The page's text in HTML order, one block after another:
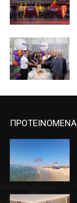
ΠΡΟΤΕΙΝΟΜΕΝΑ